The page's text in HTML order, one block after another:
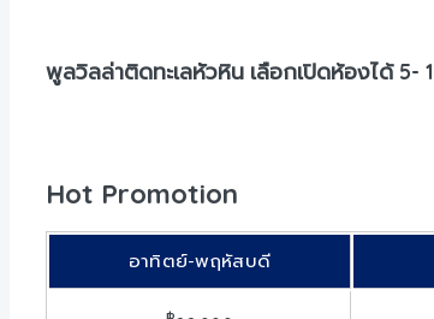
พูลวิลล่าติดทะเลหัวหิน เลือกเปิดห้องได้ 5-
Hot Promotion
อาทิตย์-พฤหัสบดี